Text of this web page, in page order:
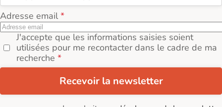
Adresse email
J'accepte que les informations saisies soient
utilisées pour me recontacter dans le cadre de ma
recherche
Recevoir la newsletter